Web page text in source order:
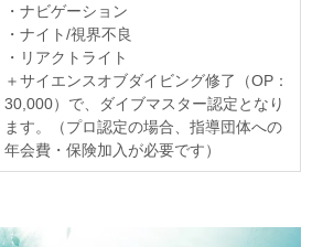
・ナビゲーション
・ナイト/視界不良
・リアクトライト
＋サイエンスオブダイビング修了（OP：
30,000）で、ダイブマスター認定となり
ます。（プロ認定の場合、指導団体への
年会費・保険加入が必要です）